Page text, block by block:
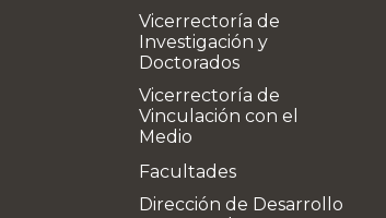
Vicerrectoría de
Investigación y
Doctorados
Vicerrectoría de
Vinculación con el
Medio
Facultades
Dirección de Desarrollo